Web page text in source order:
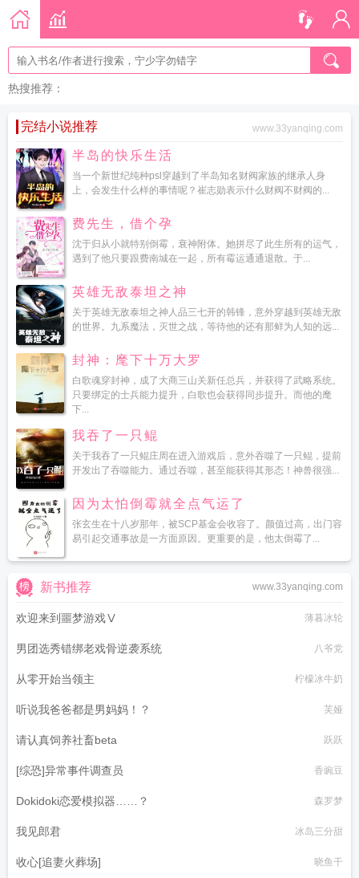
热搜推荐：
完结小说推荐 www.33yanqing.com
半岛的快乐生活
当一个新世纪纯种psl穿越到了半岛知名财阀家族的继承人身
上，会发生什么样的事情呢？崔志勋表示什么财阀不财阀的...
费先生，借个孕
沈于归从小就特别倒霉，衰神附体。她拼尽了此生所有的运气，
遇到了他只要跟费南城在一起，所有霉运通通退散。于...
英雄无敌泰坦之神
关于英雄无敌泰坦之神人品三七开的韩锋，意外穿越到英雄无敌
的世界。九系魔法，灭世之战，等待他的还有那鲜为人知的远...
封神：麾下十万大罗
白歌魂穿封神，成了大商三山关新任总兵，并获得了武略系统。
只要绑定的士兵能力提升，白歌也会获得同步提升。而他的麾
下...
我吞了一只鲲
关于我吞了一只鲲庄周在进入游戏后，意外吞噬了一只鲲，提前
开发出了吞噬能力。通过吞噬，甚至能获得其形态！神兽很强...
因为太怕倒霉就全点气运了
张玄生在十八岁那年，被SCP基金会收容了。颜值过高，出门容
易引起交通事故是一方面原因。更重要的是，他太倒霉了...
www.33yanqing.com
新书推荐
欢迎来到噩梦游戏Ⅴ 薄暮冰轮
男团选秀错绑老戏骨逆袭系统 八爷党
从零开始当领主 柠檬冰牛奶
听说我爸爸都是男妈妈！？ 芙娅
请认真饲养社畜beta 跃跃
[综恐]异常事件调查员 香豌豆
Dokidoki恋爱模拟器……？ 森罗梦
我见郎君 冰岛三分甜
收心[追妻火葬场] 晓鱼干